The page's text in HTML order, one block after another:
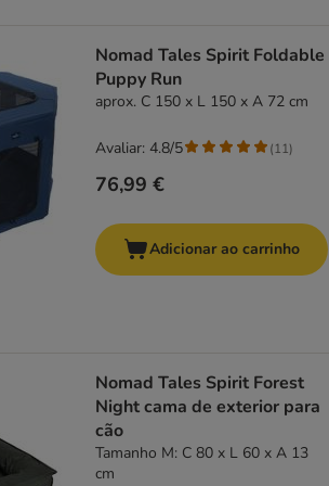
Nomad Tales Spirit Foldable
Puppy Run
aprox. C 150 x L 150 x A 72 cm
76,99 €
Avaliar: 4.8/5 (11)
Adicionar ao carrinho
Nomad Tales Spirit Forest
Night cama de exterior para
cão
Tamanho M: C 80 x L 60 x A 13
cm